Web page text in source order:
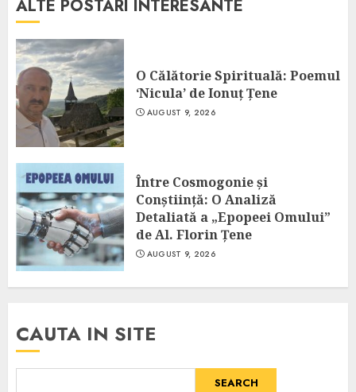
ALTE POSTARI INTERESANTE
O Călătorie Spirituală: Poemul
‘Nicula’ de Ionuț Țene
AUGUST 9, 2026
Între Cosmogonie și
Conștiință: O Analiză
Detaliată a „Epopeei Omului”
de Al. Florin Țene
AUGUST 9, 2026
CAUTA IN SITE
SEARCH